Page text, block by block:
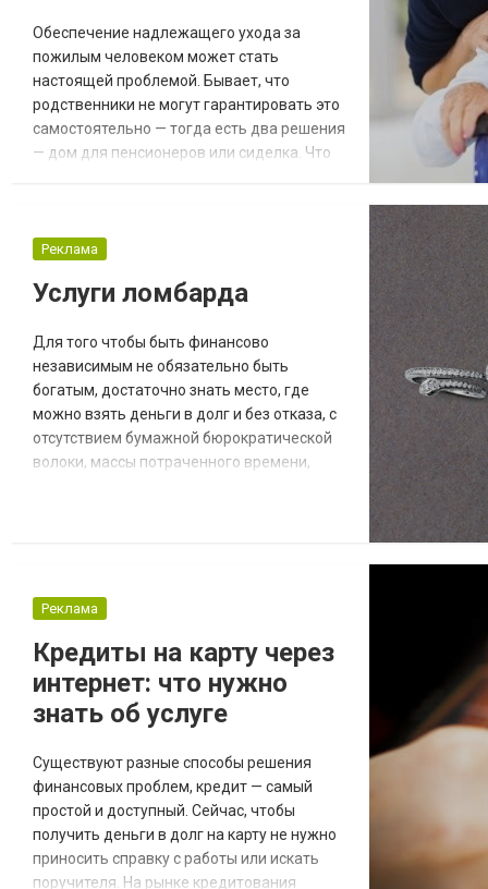
Обеспечение надлежащего ухода за
пожилым человеком может стать
настоящей проблемой. Бывает, что
родственники не могут гарантировать это
самостоятельно — тогда есть два решения
— дом для пенсионеров или сиделка. Что
заболеваниями, включая сердечно-
Альцгеймера, болезнь Паркинсона. К тому
самостоятельным...
Реклама
Услуги ломбарда
Для того чтобы быть финансово
независимым не обязательно быть
богатым, достаточно знать место, где
можно взять деньги в долг и без отказа, с
отсутствием бумажной бюрократической
волоки, массы потраченного времени,
Основным преимуществом данного
Реклама
Кредиты на карту через
интернет: что нужно
знать об услуге
Существуют разные способы решения
финансовых проблем, кредит — самый
простой и доступный. Сейчас, чтобы
получить деньги в долг на карту не нужно
приносить справку с работы или искать
поручителя. На рынке кредитования